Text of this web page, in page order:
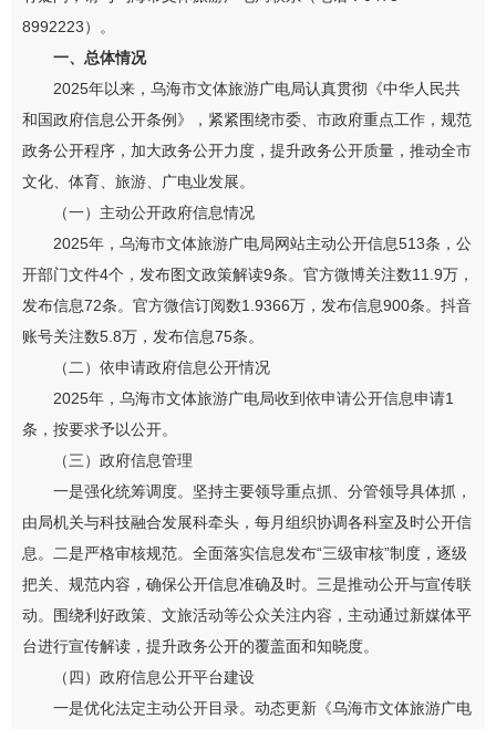
8992223）。
一、总体情况
2025年以来，乌海市文体旅游广电局认真贯彻《中华人民共
和国政府信息公开条例》，紧紧围绕市委、市政府重点工作，规范
政务公开程序，加大政务公开力度，提升政务公开质量，推动全市
文化、体育、旅游、广电业发展。
（一）主动公开政府信息情况
2025年，乌海市文体旅游广电局网站主动公开信息513条，公
开部门文件4个，发布图文政策解读9条。官方微博关注数11.9万，
发布信息72条。官方微信订阅数1.9366万，发布信息900条。抖音
账号关注数5.8万，发布信息75条。
（二）依申请政府信息公开情况
2025年，乌海市文体旅游广电局收到依申请公开信息申请1
条，按要求予以公开。
（三）政府信息管理
一是强化统筹调度。坚持主要领导重点抓、分管领导具体抓，
由局机关与科技融合发展科牵头，每月组织协调各科室及时公开信
息。二是严格审核规范。全面落实信息发布“三级审核”制度，逐级
把关、规范内容，确保公开信息准确及时。三是推动公开与宣传联
动。围绕利好政策、文旅活动等公众关注内容，主动通过新媒体平
台进行宣传解读，提升政务公开的覆盖面和知晓度。
（四）政府信息公开平台建设
一是优化法定主动公开目录。动态更新《乌海市文体旅游广电